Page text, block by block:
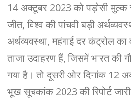
14 अक्टूबर 2023 को पड़ोसी मुल्क
जीत, विश्व की पांचवी बड़ी
अर्थव्यवस्था, महंगाई दर कंट्रोल
ताजा उदाहरण हैं, जिसमें भारत की
गया है। तो दूसरी ओर दिनांक 12
भूख सूचकांक 2023 की रिपोर्ट